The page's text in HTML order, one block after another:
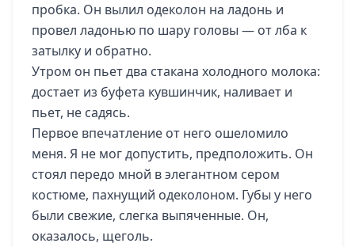
пробка. Он вылил одеколон на ладонь и
провел ладонью по шару головы — от лба к
затылку и обратно.
Утром он пьет два стакана холодного молока:
достает из буфета кувшинчик, наливает и
пьет, не садясь.
Первое впечатление от него ошеломило
меня. Я не мог допустить, предположить. Он
стоял передо мной в элегантном сером
костюме, пахнущий одеколоном. Губы у него
были свежие, слегка выпяченные. Он,
оказалось, щеголь.